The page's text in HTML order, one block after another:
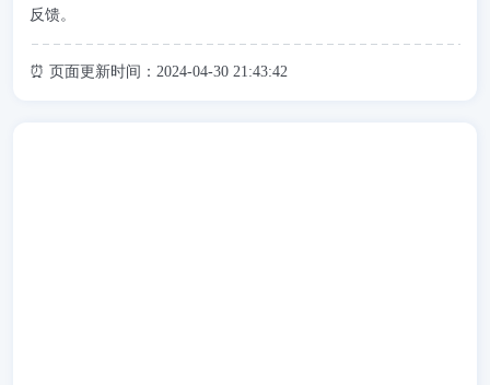
反馈。
⏰ 页面更新时间：2024-04-30 21:43:42